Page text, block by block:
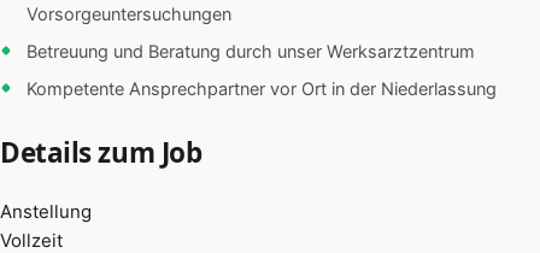
Vorsorgeuntersuchungen
Betreuung und Beratung durch unser Werksarztzentrum
Kompetente Ansprechpartner vor Ort in der Niederlassung
Details zum Job
Anstellung
Vollzeit